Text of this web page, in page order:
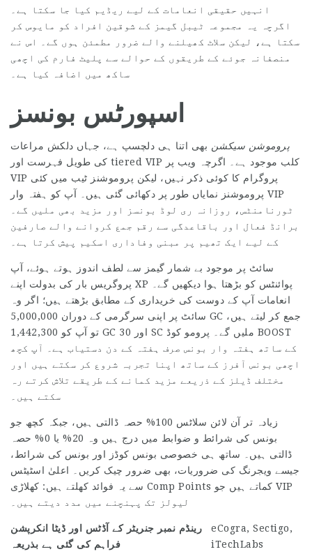
انہیں حقیقی انعامات کے لیے ریڈیم کیا جا سکتا ہے۔
اگرچہ یہ مجموعہ ٹیبل گیمز کے شوقین افراد کو مایوس کر
سکتا ہے، لیکن سلاٹ کھیلنے والے ضرور مطمئن ہوں گے۔ اس نے
منصفانہ جوئے کے طریقوں کے حوالے سے پلیٹ فارم کی اچھی
ساکھ میں اضافہ کیا ہے۔
اسپورٹس بونسز
پروموشن سیکشن بھی اتنا ہی دلچسپ ہے، جہاں دلکش مراعات
کی طویل فہرست اور tiered VIP کلب موجود ہے۔ اگرچہ ویب پر
VIP پروگرام کا کوئی ذکر نہیں، لیکن پروموشنز ٹیب میں کئی
پروموشنز نمایاں طور پر دکھائی گئی ہیں۔ آپ کو ہفتہ وار VIP
ٹورنامنٹس، روزانہ ری لوڈ بونسز اور مزید بھی ملیں گے۔
برانڈ فعال اور باقاعدگی سے رقم جمع کروانے والے صارفین
کے لیے ایک تھیم پر مبنی وفاداری اسکیم پیش کرتا ہے۔
سائٹ پر موجود بے شمار گیمز سے لطف اندوز ہوتے ہوئے، آپ
پروگریس بار کی بدولت اپنے XP پوائنٹس کو بڑھتا ہوا دیکھیں گے۔
انعامات آپ کے دوست کی خریداری کے مطابق بڑھتے ہیں؛ اگر وہ
سائٹ پر اپنی سرگرمی کے دوران 5,000,000 GC جمع کر لیتے ہیں،
تو آپ کو 1,442,300 GC اور 30 SC ملیں گے۔ پرومو کوڈ BOOST
کے ساتھ ہفتہ وار بونس صرف ہفتہ کے دن دستیاب ہے۔ آپ کچھ
اچھی بونس آفرز کے ساتھ اپنا تجربہ شروع کر سکتے ہیں اور
مختلف ڈیلز کے ذریعے مزید کمانے کے طریقے تلاش کرتے رہ
سکتے ہیں۔
زیادہ تر آن لائن سلاٹس 100% حصہ ڈالتی ہیں، جبکہ کچھ جو
بونس کی شرائط و ضوابط میں درج ہیں وہ 20% یا 0% حصہ
ڈالتی ہیں۔ ساتھ ہی خصوصی بونس کوڈز اور بونس کی شرائط،
جیسے ویجرنگ کی ضروریات، بھی ضرور چیک کریں۔ اعلیٰ اسٹیٹس
سے یہ فوائد کھلتے ہیں: کھلاڑی Comp Points کماتے ہیں جو VIP
لیولز تک پہنچنے میں مدد دیتے ہیں۔
رینڈم نمبر جنریٹر کے آڈٹس اور ڈیٹا انکرپشن
فراہم کی گئی ہے بذریعہ
eCogra, Sectigo,
iTechLabs